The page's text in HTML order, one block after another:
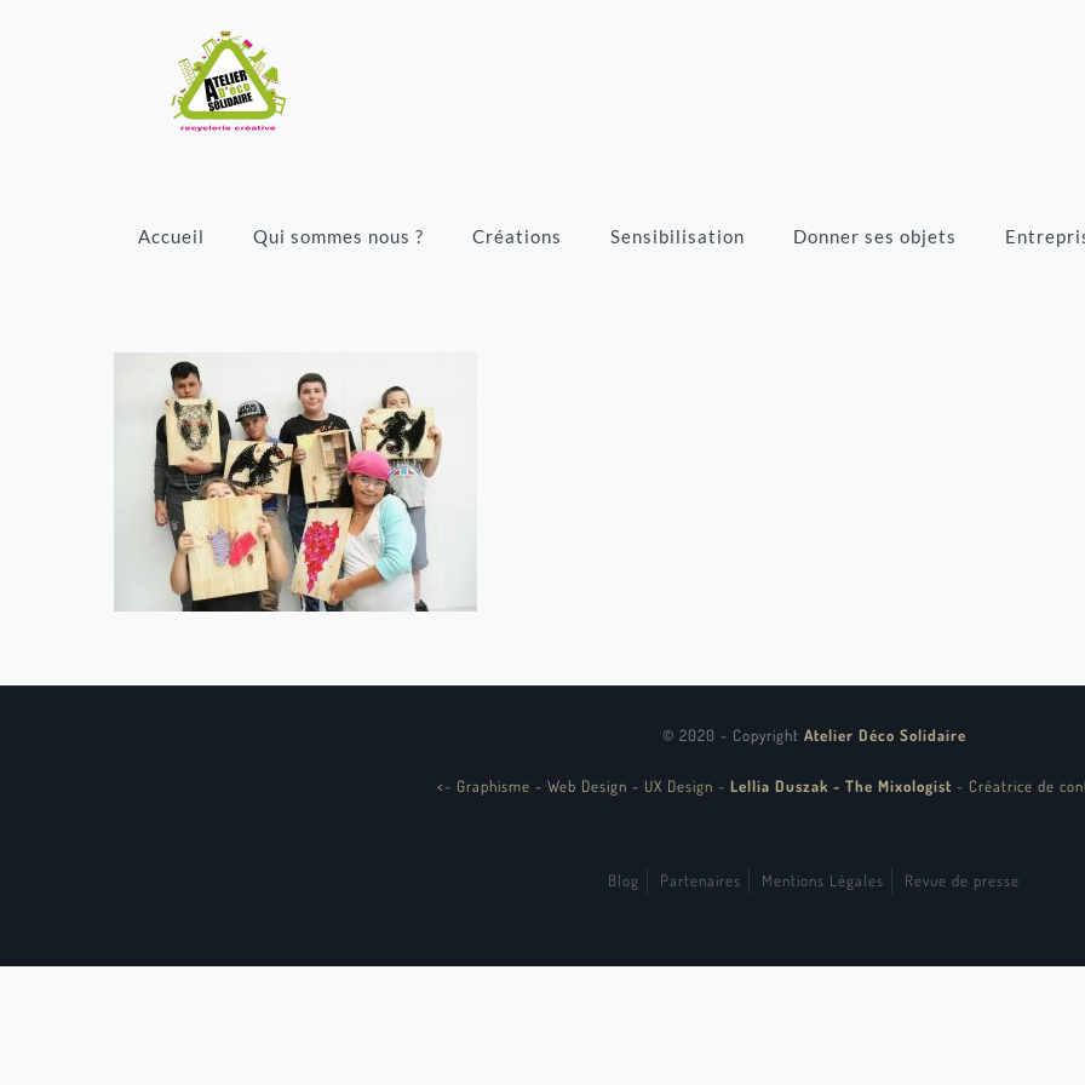
Accueil Qui sommes nous ? Créations Sensibilisation Donner ses objets
© 2020 - Copyright Atelier Déco Solidaire
<- Graphisme - Web Design - UX Design - Lellia Duszak - The Mixologist - Créatrice de
Blog Partenaires Mentions Légales Revue de presse